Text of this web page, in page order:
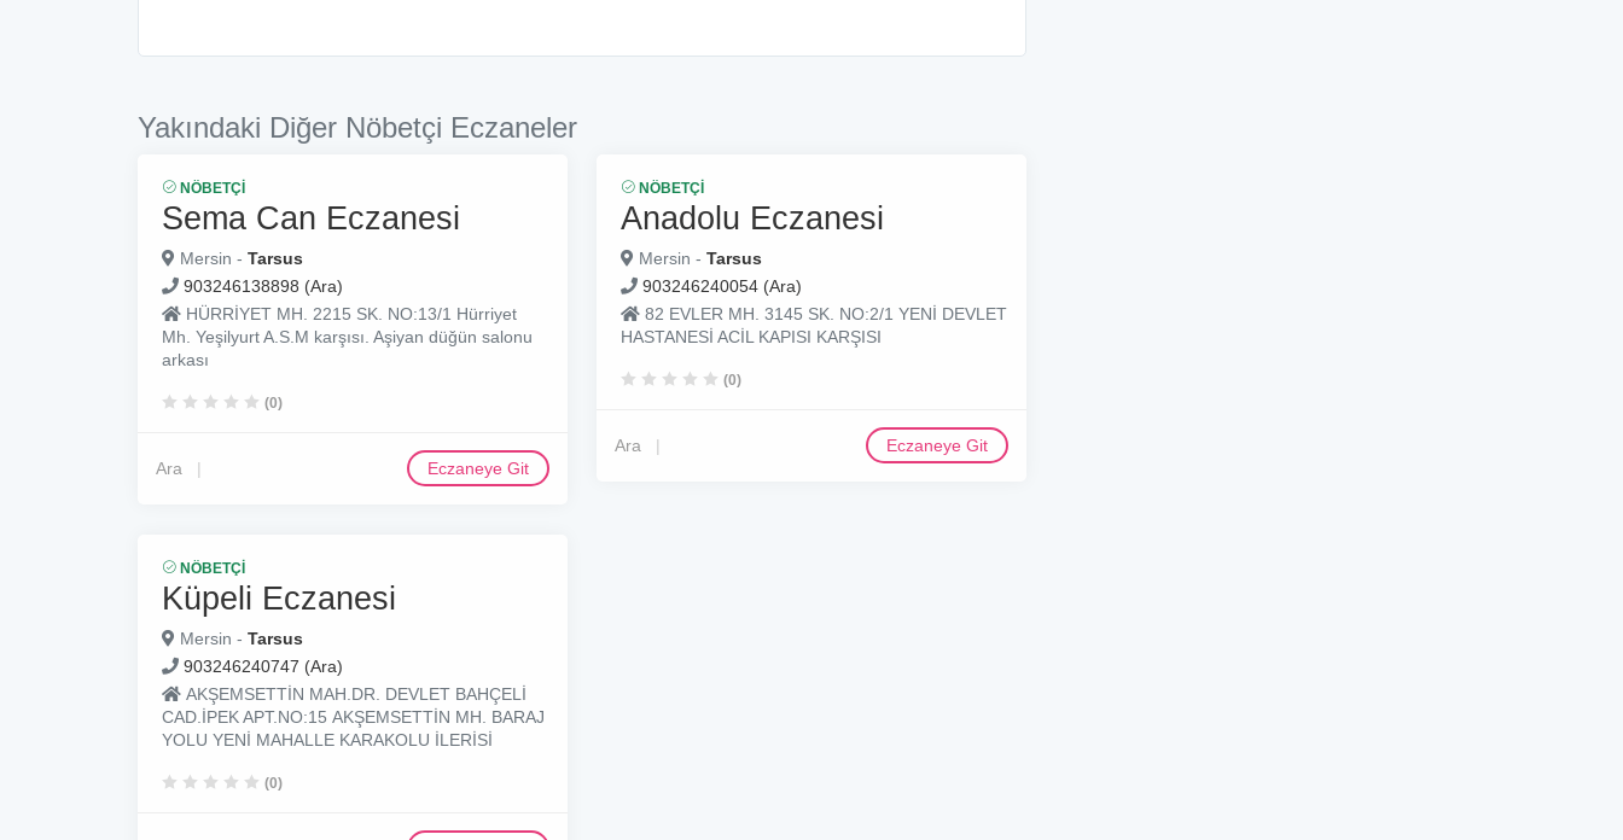
Yakındaki Diğer Nöbetçi Eczaneler
NÖBETÇI
Sema Can Eczanesi
Mersin - Tarsus
903246138898 (Ara)
HÜRRİYET MH. 2215 SK. NO:13/1 Hürriyet
Mh. Yeşilyurt A.S.M karşısı. Aşiyan düğün salonu
arkası
(0)
Ara Eczaneye Git
NÖBETÇI
Anadolu Eczanesi
Mersin - Tarsus
903246240054 (Ara)
82 EVLER MH. 3145 SK. NO:2/1 YENİ DEVLET
HASTANESİ ACİL KAPISI KARŞISI
(0)
Ara Eczaneye Git
NÖBETÇI
Küpeli Eczanesi
Mersin - Tarsus
903246240747 (Ara)
AKŞEMSETTİN MAH.DR. DEVLET BAHÇELİ
CAD.İPEK APT.NO:15 AKŞEMSETTİN MH. BARAJ
YOLU YENİ MAHALLE KARAKOLU İLERİSİ
(0)